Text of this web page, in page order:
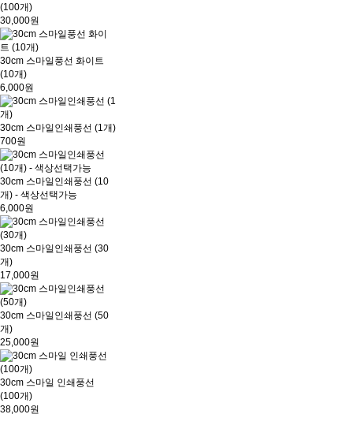
(100개)
30,000원
30cm 스마일풍선 화이트
(10개)
6,000원
30cm 스마일인쇄풍선 (1개)
700원
30cm 스마일인쇄풍선 (10
개) - 색상선택가능
6,000원
30cm 스마일인쇄풍선 (30
개)
17,000원
30cm 스마일인쇄풍선 (50
개)
25,000원
30cm 스마일 인쇄풍선
(100개)
38,000원